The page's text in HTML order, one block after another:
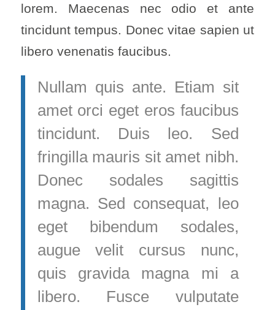
lorem. Maecenas nec odio et ante
tincidunt tempus. Donec vitae sapien ut
libero venenatis faucibus.
Nullam quis ante. Etiam sit
amet orci eget eros faucibus
tincidunt. Duis leo. Sed
fringilla mauris sit amet nibh.
Donec sodales sagittis
magna. Sed consequat, leo
eget bibendum sodales,
augue velit cursus nunc,
quis gravida magna mi a
libero. Fusce vulputate